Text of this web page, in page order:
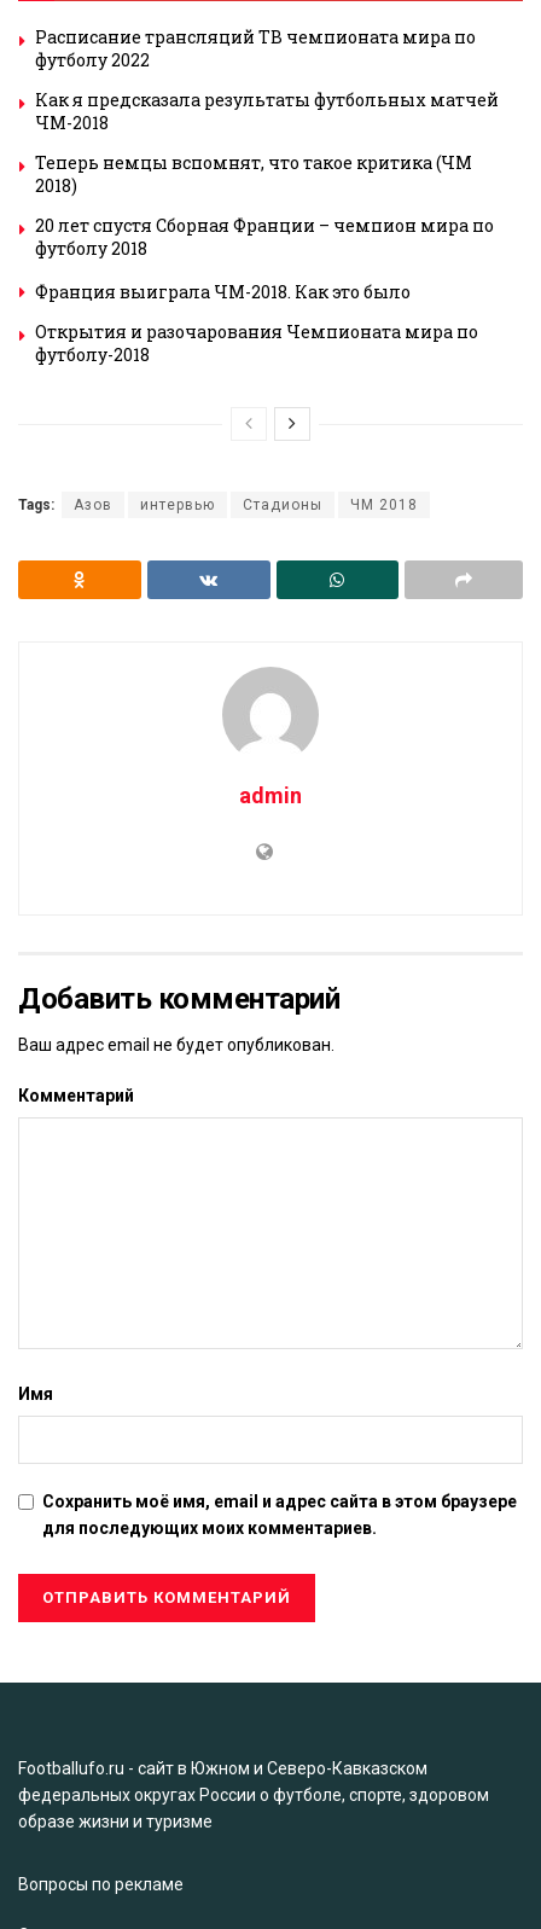
Расписание трансляций ТВ чемпионата мира по
футболу 2022
Как я предсказала результаты футбольных матчей
ЧМ-2018
Теперь немцы вспомнят, что такое критика (ЧМ
2018)
20 лет спустя Сборная Франции – чемпион мира по
футболу 2018
Франция выиграла ЧМ-2018. Как это было
Открытия и разочарования Чемпионата мира по
футболу-2018
Tags: Азов интервью Стадионы ЧМ 2018
admin
Добавить комментарий
Ваш адрес email не будет опубликован.
Комментарий
Имя
Сохранить моё имя, email и адрес сайта в этом браузере
для последующих моих комментариев.
Footballufo.ru - сайт в Южном и Северо-Кавказском
федеральных округах России о футболе, спорте, здоровом
образе жизни и туризме
Вопросы по рекламе